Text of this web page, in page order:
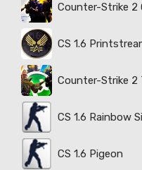
Counter-Strike 2
CS 1.6
Counter-Strike 2
CS 1.6 Rainbow
CS 1.6 Pigeon